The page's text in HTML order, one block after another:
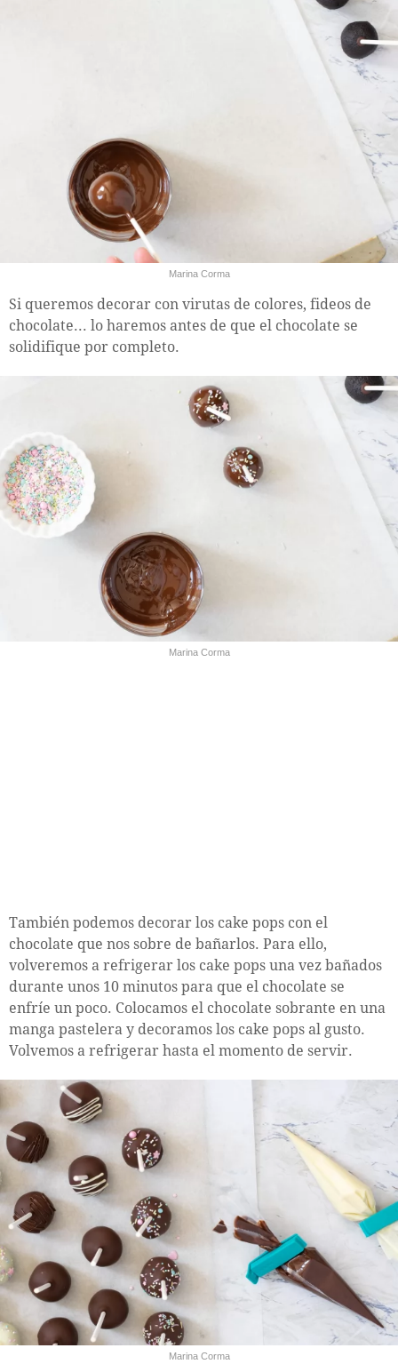
Marina Corma
Si queremos decorar con virutas de colores, fideos de
chocolate... lo haremos antes de que el chocolate se
solidifique por completo.
Marina Corma
También podemos decorar los cake pops con el
chocolate que nos sobre de bañarlos. Para ello,
volveremos a refrigerar los cake pops una vez bañados
durante unos 10 minutos para que el chocolate se
enfríe un poco. Colocamos el chocolate sobrante en una
manga pastelera y decoramos los cake pops al gusto.
Volvemos a refrigerar hasta el momento de servir.
Marina Corma